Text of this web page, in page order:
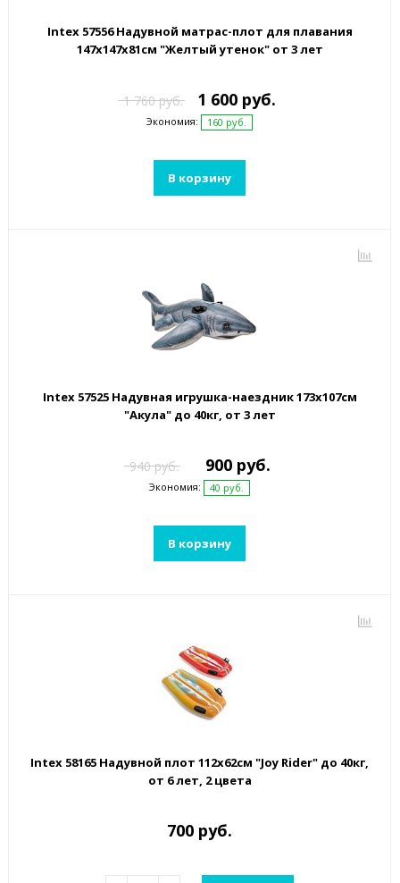
Intex 57556 Надувной матрас-плот для плавания
147х147x81см "Желтый утенок" от 3 лет
1 760 руб. 1 600 руб.
Экономия: 160 руб.
В корзину
Intex 57525 Надувная игрушка-наездник 173х107см
"Акула" до 40кг, от 3 лет
940 руб. 900 руб.
Экономия: 40 руб.
В корзину
Intex 58165 Надувной плот 112х62см "Joy Rider" до 40кг,
от 6 лет, 2 цвета
700 руб.